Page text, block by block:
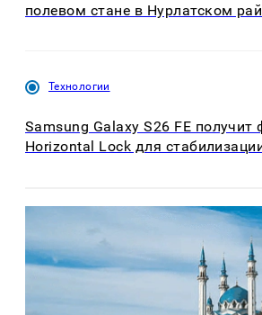
полевом стане в Нурлатском
Технологии
Samsung Galaxy S26 FE
Horizontal Lock для